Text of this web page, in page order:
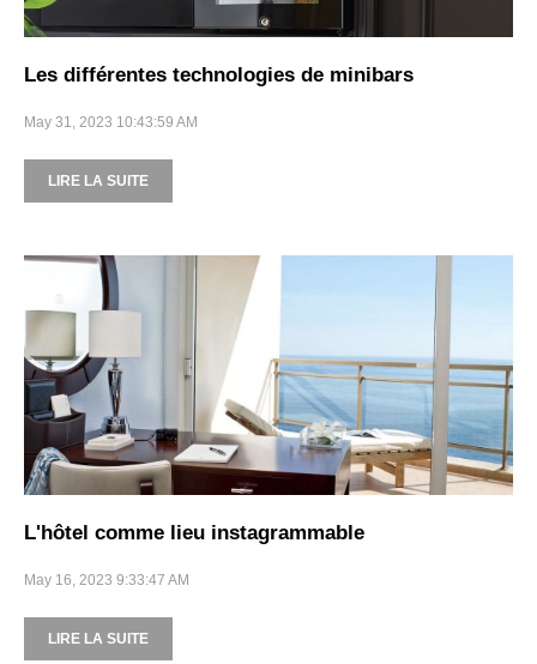
Les différentes technologies de minibars
May 31, 2023 10:43:59 AM
LIRE LA SUITE
L'hôtel comme lieu instagrammable
May 16, 2023 9:33:47 AM
LIRE LA SUITE